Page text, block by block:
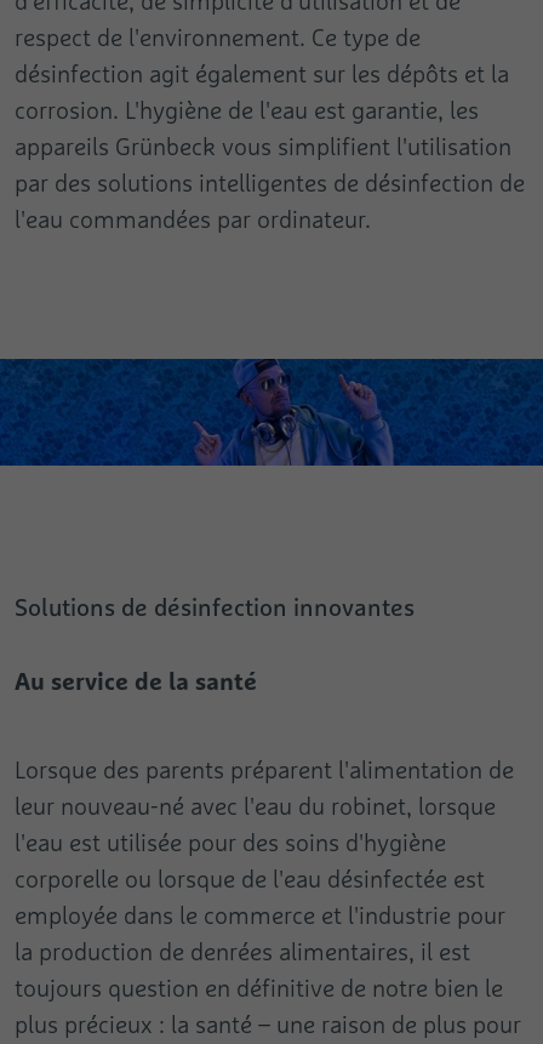
respect de l'environnement. Ce type de
désinfection agit également sur les dépôts et la
corrosion. L'hygiène de l'eau est garantie, les
appareils Grünbeck vous simplifient l'utilisation
par des solutions intelligentes de désinfection de
l'eau commandées par ordinateur.
Solutions de désinfection innovantes
Au service de la santé
Lorsque des parents préparent l'alimentation de
leur nouveau-né avec l'eau du robinet, lorsque
l'eau est utilisée pour des soins d'hygiène
corporelle ou lorsque de l'eau désinfectée est
employée dans le commerce et l'industrie pour
la production de denrées alimentaires, il est
toujours question en définitive de notre bien le
plus précieux : la santé – une raison de plus pour